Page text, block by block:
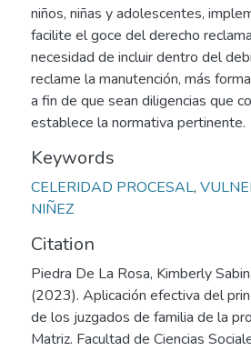
niños, niñas y adolescentes,
facilite el goce del derecho
necesidad de incluir dentro del
reclame la manutención, más
a fin de que sean diligencias que
establece la normativa pertinente.
Keywords
CELERIDAD PROCESAL,
NIÑEZ
Citation
Piedra De La Rosa, Kimberly
(2023). Aplicación efectiva del
de los juzgados de familia de la
Matriz. Facultad de Ciencias